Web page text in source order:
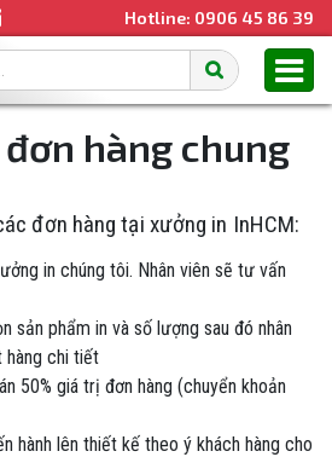
Hotline: 0906 45 86 39
hàng chung
đơn hàng tại xưởng in InHCM:
in chúng tôi. Nhân viên sẽ tư vấn
sản phẩm in và số lượng sau đó nhân
hàng chi tiết
50% giá trị đơn hàng (chuyển khoản
hành lên thiết kế theo ý khách hàng cho